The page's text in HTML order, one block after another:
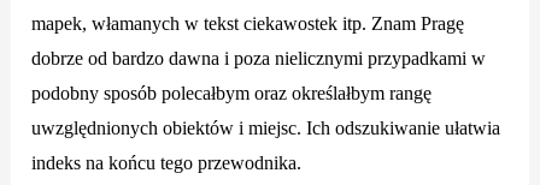
mapek, włamanych w tekst ciekawostek itp. Znam Pragę
dobrze od bardzo dawna i poza nielicznymi przypadkami w
podobny sposób polecałbym oraz określałbym rangę
uwzględnionych obiektów i miejsc. Ich odszukiwanie ułatwia
indeks na końcu tego przewodnika.